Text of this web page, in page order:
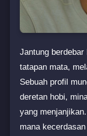
Jantung
tatapan mata,
Sebuah profil
deretan hobi,
yang
mana